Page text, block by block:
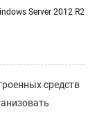
Server 2012 R2
средств